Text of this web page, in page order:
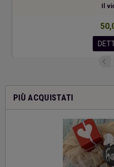
PIÙ ACQUISTATI
Il